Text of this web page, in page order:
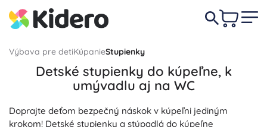
Výbava pre detiKúpanieStupienky
Detské stupienky do kúpeľne, k
umývadlu aj na WC
Doprajte deťom bezpečný náskok v kúpeľni jediným
krokom! Detské stupienky a stúpadlá do kúpeľne